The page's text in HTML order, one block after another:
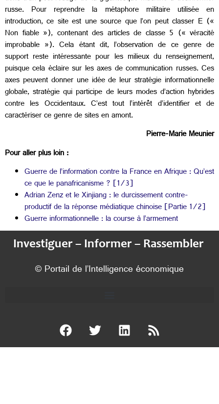
russe. Pour reprendre la métaphore militaire utilisée en
introduction, ce site est une source que l’on peut classer E («
Non fiable »), contenant des articles de classe 5 (« véracité
improbable »). Cela étant dit, l’observation de ce genre de
support reste intéressante pour les milieux du renseignement,
puisque cela éclaire sur les axes de communication russes. Ces
axes peuvent donner une idée de leur stratégie informationnelle
globale, stratégie qui participe de leurs modes d’action hybrides
contre les Occidentaux. C’est tout l’intérêt d’identifier et de
caractériser ce genre de sites en amont.
Pierre-Marie Meunier
Pour aller plus loin :
Guerre de l’information contre la France en Afrique : Qu’est
ce que le panafricanisme ? [1/3]
Adrian Zenz et le Xinjiang : le durcissement contre-
productif de la réponse médiatique chinoise [Partie 1/2]
Guerre informationnelle : la course à l’armement
Investiguer – Informer – Rassembler
© Portail de l’Intelligence économique